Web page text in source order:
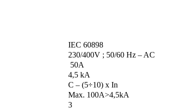
IEC 60898
230/400V ; 50/60 Hz – AC
50A
4,5 kA
C – (5÷10) x In
Max. 100A>4,5kA
3